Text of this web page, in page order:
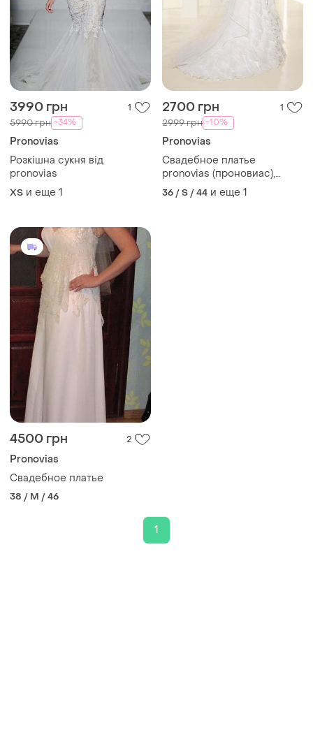
3990 грн 1
5990 грн -34%
Pronovias
Розкішна сукня від
pronovias
ХS и еще 1
2700 грн 1
2999 грн -10%
Pronovias
Свадебное платье
pronovias (проновиас),
оригинал! в идеальном
состоянии
36 / S / 44 и еще 1
4500 грн 2
Pronovias
Свадебное платье
38 / M / 46
1